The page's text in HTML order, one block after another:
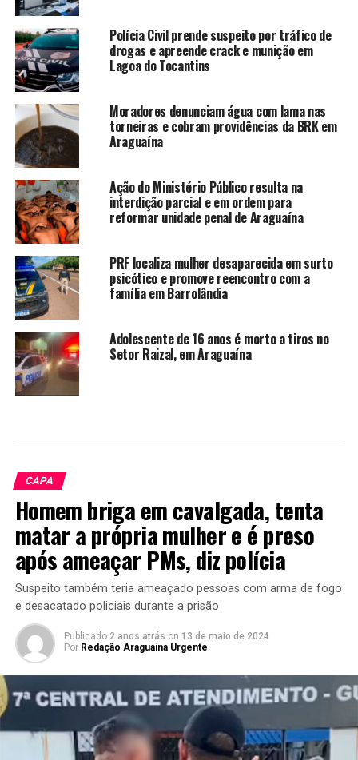
Polícia Civil prende suspeito por tráfico de
drogas e apreende crack e munição em
Lagoa do Tocantins
Moradores denunciam água com lama nas
torneiras e cobram providências da BRK em
Araguaína
Ação do Ministério Público resulta na
interdição parcial e em ordem para
reformar unidade penal de Araguaína
PRF localiza mulher desaparecida em surto
psicótico e promove reencontro com a
família em Barrolândia
Adolescente de 16 anos é morto a tiros no
Setor Raizal, em Araguaína
CAPA
Homem briga em cavalgada, tenta
matar a própria mulher e é preso
após ameaçar PMs, diz polícia
Suspeito também teria ameaçado pessoas com arma de fogo
e desacatado policiais durante a prisão
Publicado 2 anos atrás on 13 de maio de 2024
Por Redação Araguaina Urgente